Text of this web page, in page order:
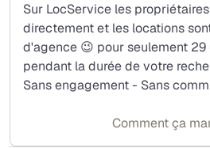
Sur LocService les
directement et les locations
d'agence 😉 pour seulement
pendant la durée de votre
Sans engagement - Sans
Comment ça